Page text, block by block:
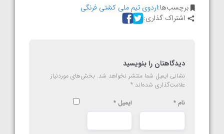
برچسب‌ها:اردوی تیم ملی کشتی فرنگی
اشتراک گذاری:
دیدگاهتان را بنویسید
نشانی ایمیل شما منتشر نخواهد شد. بخش‌های موردنیاز
علامت‌گذاری شده‌اند *
نام * ایمیل *